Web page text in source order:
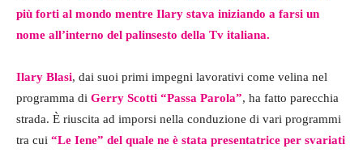
più forti al mondo mentre Ilary stava iniziando a farsi un
nome all’interno del palinsesto della Tv italiana.
Ilary Blasi, dai suoi primi impegni lavorativi come velina nel
programma di Gerry Scotti “Passa Parola”, ha fatto parecchia
strada. È riuscita ad imporsi nella conduzione di vari programmi
tra cui “Le Iene” del quale ne è stata presentatrice per svariati